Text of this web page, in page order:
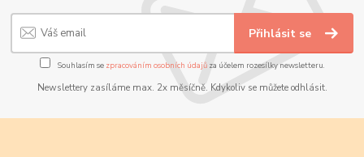
Přihlásit se
Souhlasím se zpracováním osobních údajůza účelem rozesílky newsletteru.
Newslettery zasíláme max. 2x měsíčně. Kdykoliv se můžete odhlásit.